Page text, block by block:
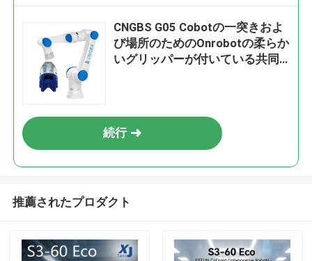
CNGBS G05 Cobotの一突きおよ
び場所のためのOnrobotの柔らか
いグリッパーが付いている共同
続行
推薦されたプロダクト